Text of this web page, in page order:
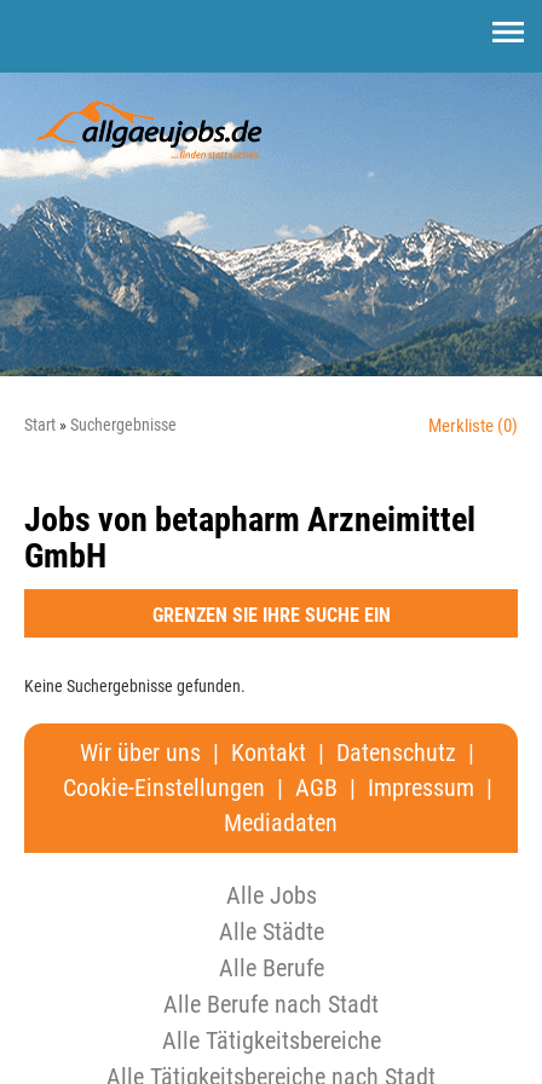
Start Suchergebnisse Merkliste (0)
Jobs von betapharm Arzneimittel
GmbH
GRENZEN SIE IHRE SUCHE EIN
Keine Suchergebnisse gefunden.
Wir über uns | Kontakt | Datenschutz |
Cookie-Einstellungen | AGB | Impressum |
Mediadaten
Alle Jobs
Alle Städte
Alle Berufe
Alle Berufe nach Stadt
Alle Tätigkeitsbereiche
Alle Tätigkeitsbereiche nach Stadt